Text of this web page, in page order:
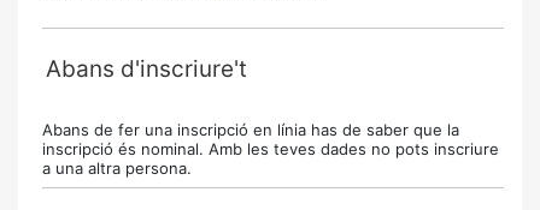
Abans d'inscriure't
Abans de fer una inscripció en línia has de saber que la
inscripció és nominal. Amb les teves dades no pots inscriure
a una altra persona.